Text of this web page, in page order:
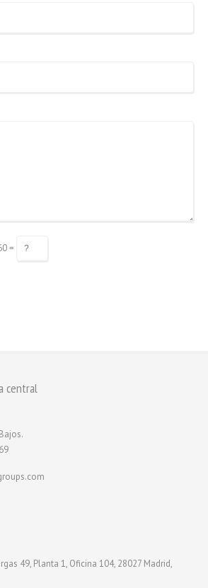
=
central
49, Planta 1, Oficina 104, 28027 Madrid,